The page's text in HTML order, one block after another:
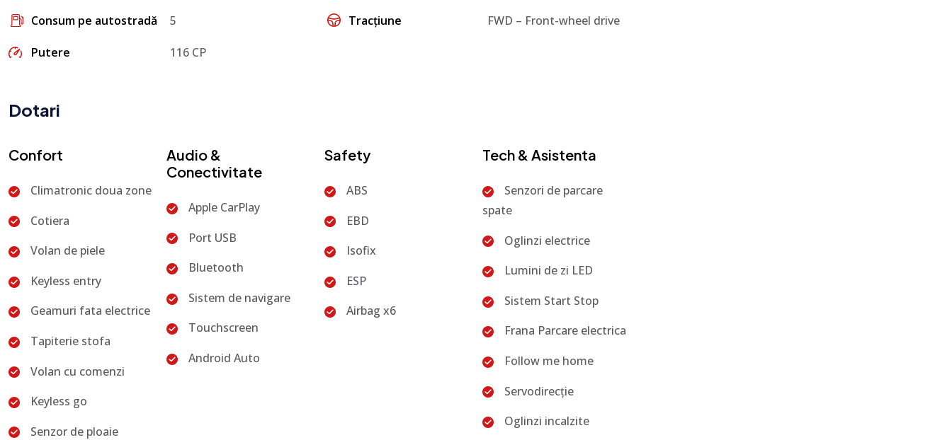
Consum pe autostradă 5 Tracțiune FWD – Front-wheel drive
Putere 116 CP
Dotari
Confort
Climatronic doua zone
Cotiera
Volan de piele
Keyless entry
Geamuri fata electrice
Tapiterie stofa
Volan cu comenzi
Keyless go
Senzor de ploaie
Audio &
Conectivitate
Apple CarPlay
Port USB
Bluetooth
Sistem de navigare
Touchscreen
Android Auto
Safety
ABS
EBD
Isofix
ESP
Airbag x6
Tech & Asistenta
Senzori de parcare
spate
Oglinzi electrice
Lumini de zi LED
Sistem Start Stop
Frana Parcare electrica
Follow me home
Servodirecţie
Oglinzi incalzite